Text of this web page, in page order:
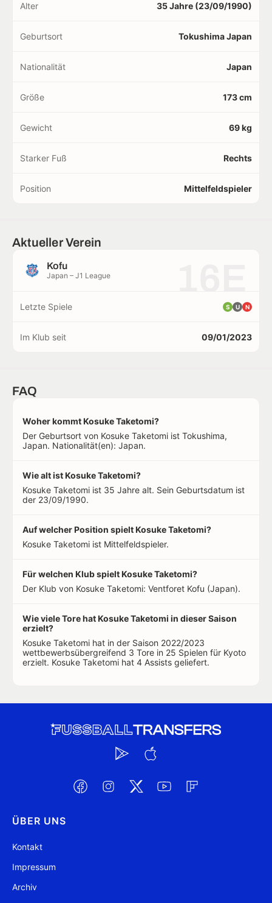
Alter 35 Jahre (23/09/1990)
Geburtsort Tokushima Japan
Nationalität Japan
Größe 173 cm
Gewicht 69 kg
Starker Fuß Rechts
Position Mittelfeldspieler
Aktueller Verein
Kofu
Japan – J1 League
Letzte Spiele S U N
Im Klub seit 09/01/2023
FAQ
Woher kommt Kosuke Taketomi?
Der Geburtsort von Kosuke Taketomi ist Tokushima,
Japan. Nationalität(en): Japan.
Wie alt ist Kosuke Taketomi?
Kosuke Taketomi ist 35 Jahre alt. Sein Geburtsdatum ist
der 23/09/1990.
Auf welcher Position spielt Kosuke Taketomi?
Kosuke Taketomi ist Mittelfeldspieler.
Für welchen Klub spielt Kosuke Taketomi?
Der Klub von Kosuke Taketomi: Ventforet Kofu (Japan).
Wie viele Tore hat Kosuke Taketomi in dieser Saison
erzielt?
Kosuke Taketomi hat in der Saison 2022/2023
wettbewerbsübergreifend 3 Tore in 25 Spielen für Kyoto
erzielt. Kosuke Taketomi hat 4 Assists geliefert.
ÜBER UNS
Kontakt
Impressum
Archiv